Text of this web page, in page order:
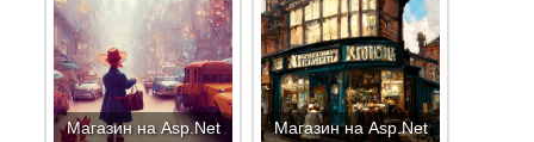
Магазин на Asp.Net
Магазин на Asp.Net